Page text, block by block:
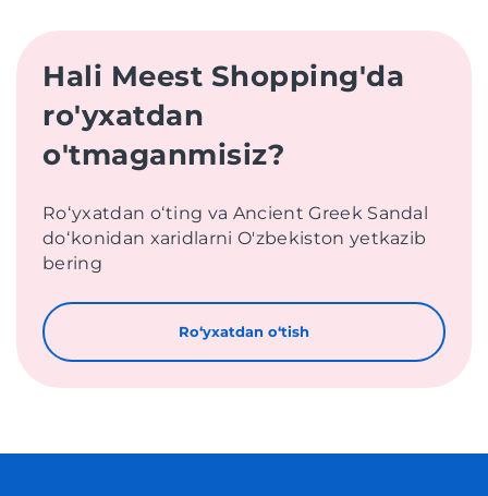
Hali Meest Shopping'da
ro'yxatdan
o'tmaganmisiz?
Roʻyxatdan oʻting va Ancient Greek Sandal
doʻkonidan xaridlarni O'zbekiston yetkazib
bering
Roʻyxatdan oʻtish